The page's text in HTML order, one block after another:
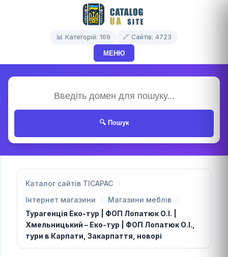
📊 Категорій: 169 🔗 Сайтів: 4723
МЕНЮ
🔍 Пошук
Каталог сайтів TICAPAC
Інтернет магазини
Магазини меблів
Турагенція Еко-тур | ФОП Лопатюк О.І. |
Хмельницький – Еко-тур | ФОП Лопатюк О.І.,
тури в Карпати, Закарпаття, новорі